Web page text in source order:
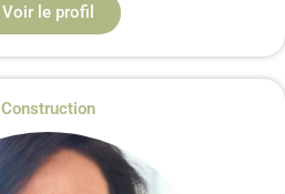
Voir le profil
Construction